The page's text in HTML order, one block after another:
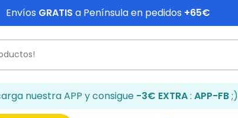
Envíos GRATIS a Península en pedidos +65€
nuestra APP y consigue -3€ EXTRA: APP-FB;)